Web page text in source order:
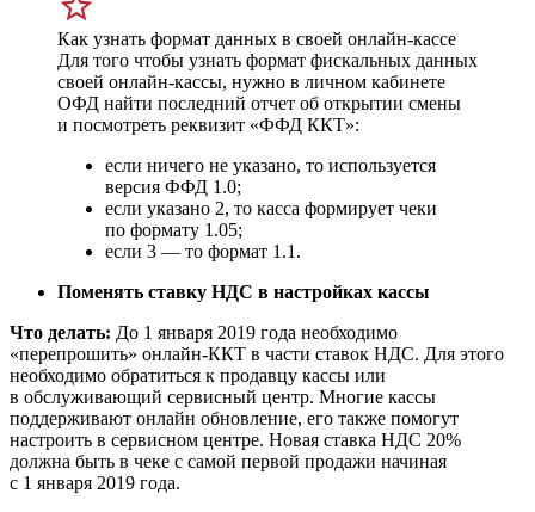
Как узнать формат данных в своей онлайн-кассе
Для того чтобы узнать формат фискальных данных
своей онлайн-кассы, нужно в личном кабинете
ОФД найти последний отчет об открытии смены
и посмотреть реквизит «ФФД ККТ»:
если ничего не указано, то используется
версия ФФД 1.0;
если указано 2, то касса формирует чеки
по формату 1.05;
если 3 — то формат 1.1.
Поменять ставку НДС в настройках кассы
Что делать: До 1 января 2019 года необходимо
«перепрошить» онлайн-ККТ в части ставок НДС. Для этого
необходимо обратиться к продавцу кассы или
в обслуживающий сервисный центр. Многие кассы
поддерживают онлайн обновление, его также помогут
настроить в сервисном центре. Новая ставка НДС 20%
должна быть в чеке с самой первой продажи начиная
с 1 января 2019 года.